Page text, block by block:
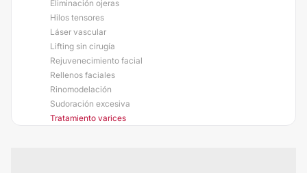
Eliminación ojeras
Hilos tensores
Láser vascular
Lifting sin cirugía
Rejuvenecimiento facial
Rellenos faciales
Rinomodelación
Sudoración excesiva
Tratamiento varices